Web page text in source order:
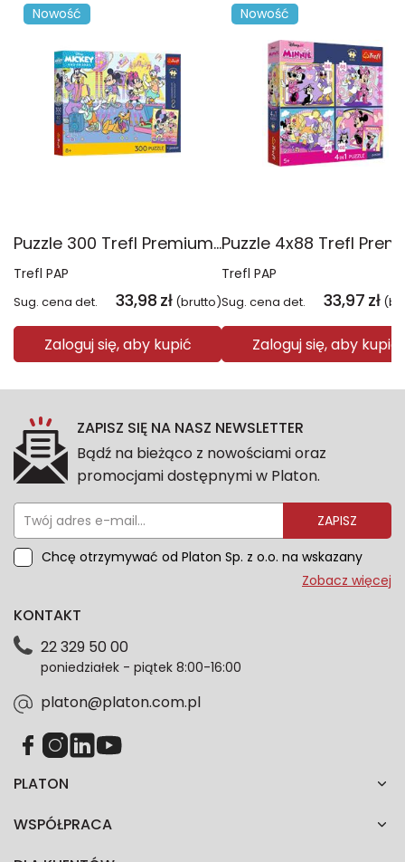
Nowość
Puzzle 300 Trefl Premium Plus Kids Ekscytująca przygoda Disney Mickey Mouse 23045
Trefl PAP
Sug. cena det. 33,98 zł (brutto)
Zaloguj się, aby kupić
Nowość
Trefl PAP
Sug. cena det. 33,97 zł
Zaloguj się, aby kupić
ZAPISZ SIĘ NA NASZ NEWSLETTER
Bądź na bieżąco z nowościami oraz
promocjami dostępnymi w Platon.
ZAPISZ
Chcę otrzymywać od Platon Sp. z o.o. na wskazany
przeze mnie adres e-mail informacje marketingowe
dotyczące danych osobowych znajdziesz w naszej
każdym czasie. Wycofanie zgody nie wpłynie na
zgodność z prawem przetwarzania dokonanego przed
Zobacz więcej
PLATON
WSPÓŁPRACA
KONTAKT
22 329 50 00
poniedziałek - piątek 8:00-16:00
platon@platon.com.pl